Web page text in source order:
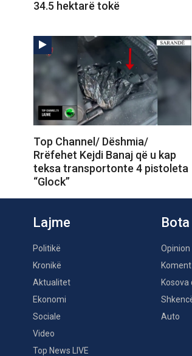
34.5 hektarë tokë
Top Channel/ Dëshmia/
Rrëfehet Kejdi Banaj që u kap
teksa transportonte 4 pistoleta
“Glock”
Lajme
Politikë
Kronikë
Aktualitet
Ekonomi
Sociale
Video
Top News LIVE
Bota
Opinion
Koment
Kosova
Auto